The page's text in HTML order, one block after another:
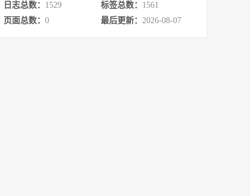
日志总数： 1529 标签总数： 1561
页面总数： 0 最后更新： 2026-08-07